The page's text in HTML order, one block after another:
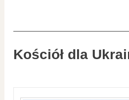
Kościół dla